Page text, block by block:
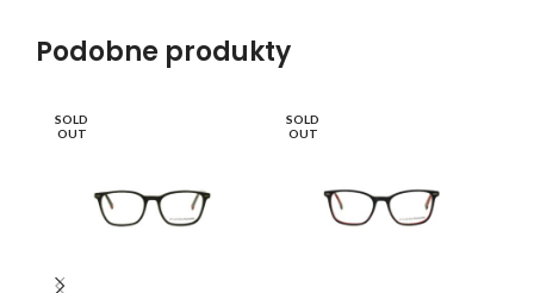
Podobne produkty
SOLD
OUT
SOLD
OUT